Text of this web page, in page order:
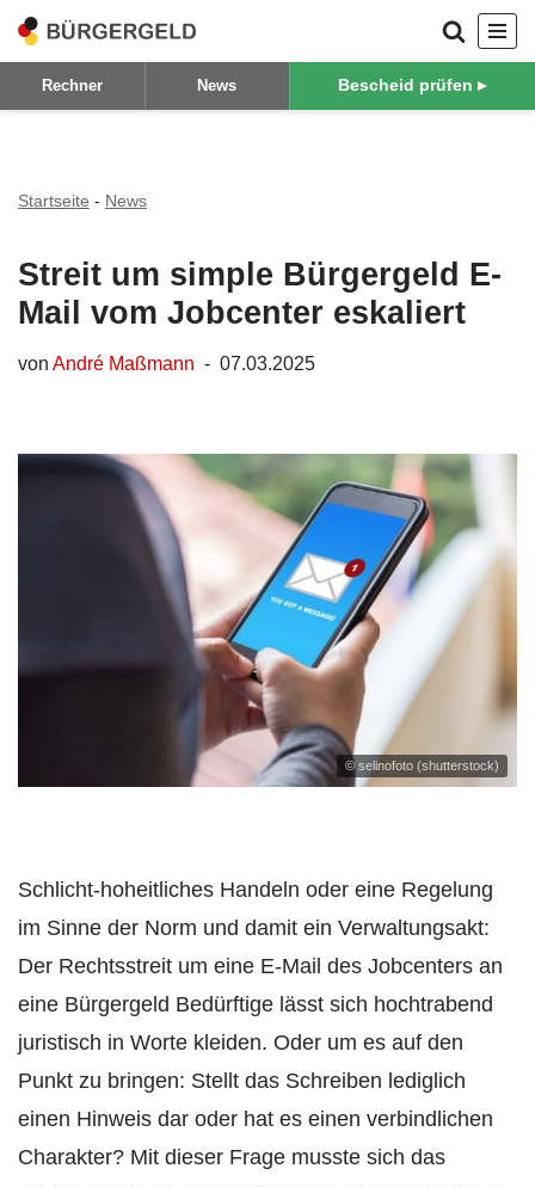
Zum
Inhalt
Rechner News Bescheid prüfen ▸
Startseite - News
Streit um simple Bürgergeld E-
Mail vom Jobcenter eskaliert
von André Maßmann 07.03.2025
© selinofoto (shutterstock)
Schlicht-hoheitliches Handeln oder eine Regelung
im Sinne der Norm und damit ein Verwaltungsakt:
Der Rechtsstreit um eine E-Mail des Jobcenters an
eine Bürgergeld Bedürftige lässt sich hochtrabend
juristisch in Worte kleiden. Oder um es auf den
Punkt zu bringen: Stellt das Schreiben lediglich
einen Hinweis dar oder hat es einen verbindlichen
Charakter? Mit dieser Frage musste sich das